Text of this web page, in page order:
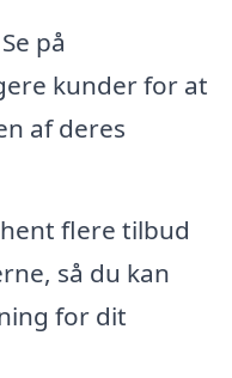
Se på
kunder for at
af deres
flere tilbud
så du kan
for dit